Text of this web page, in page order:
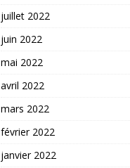
juillet 2022
juin 2022
mai 2022
avril 2022
mars 2022
février 2022
janvier 2022